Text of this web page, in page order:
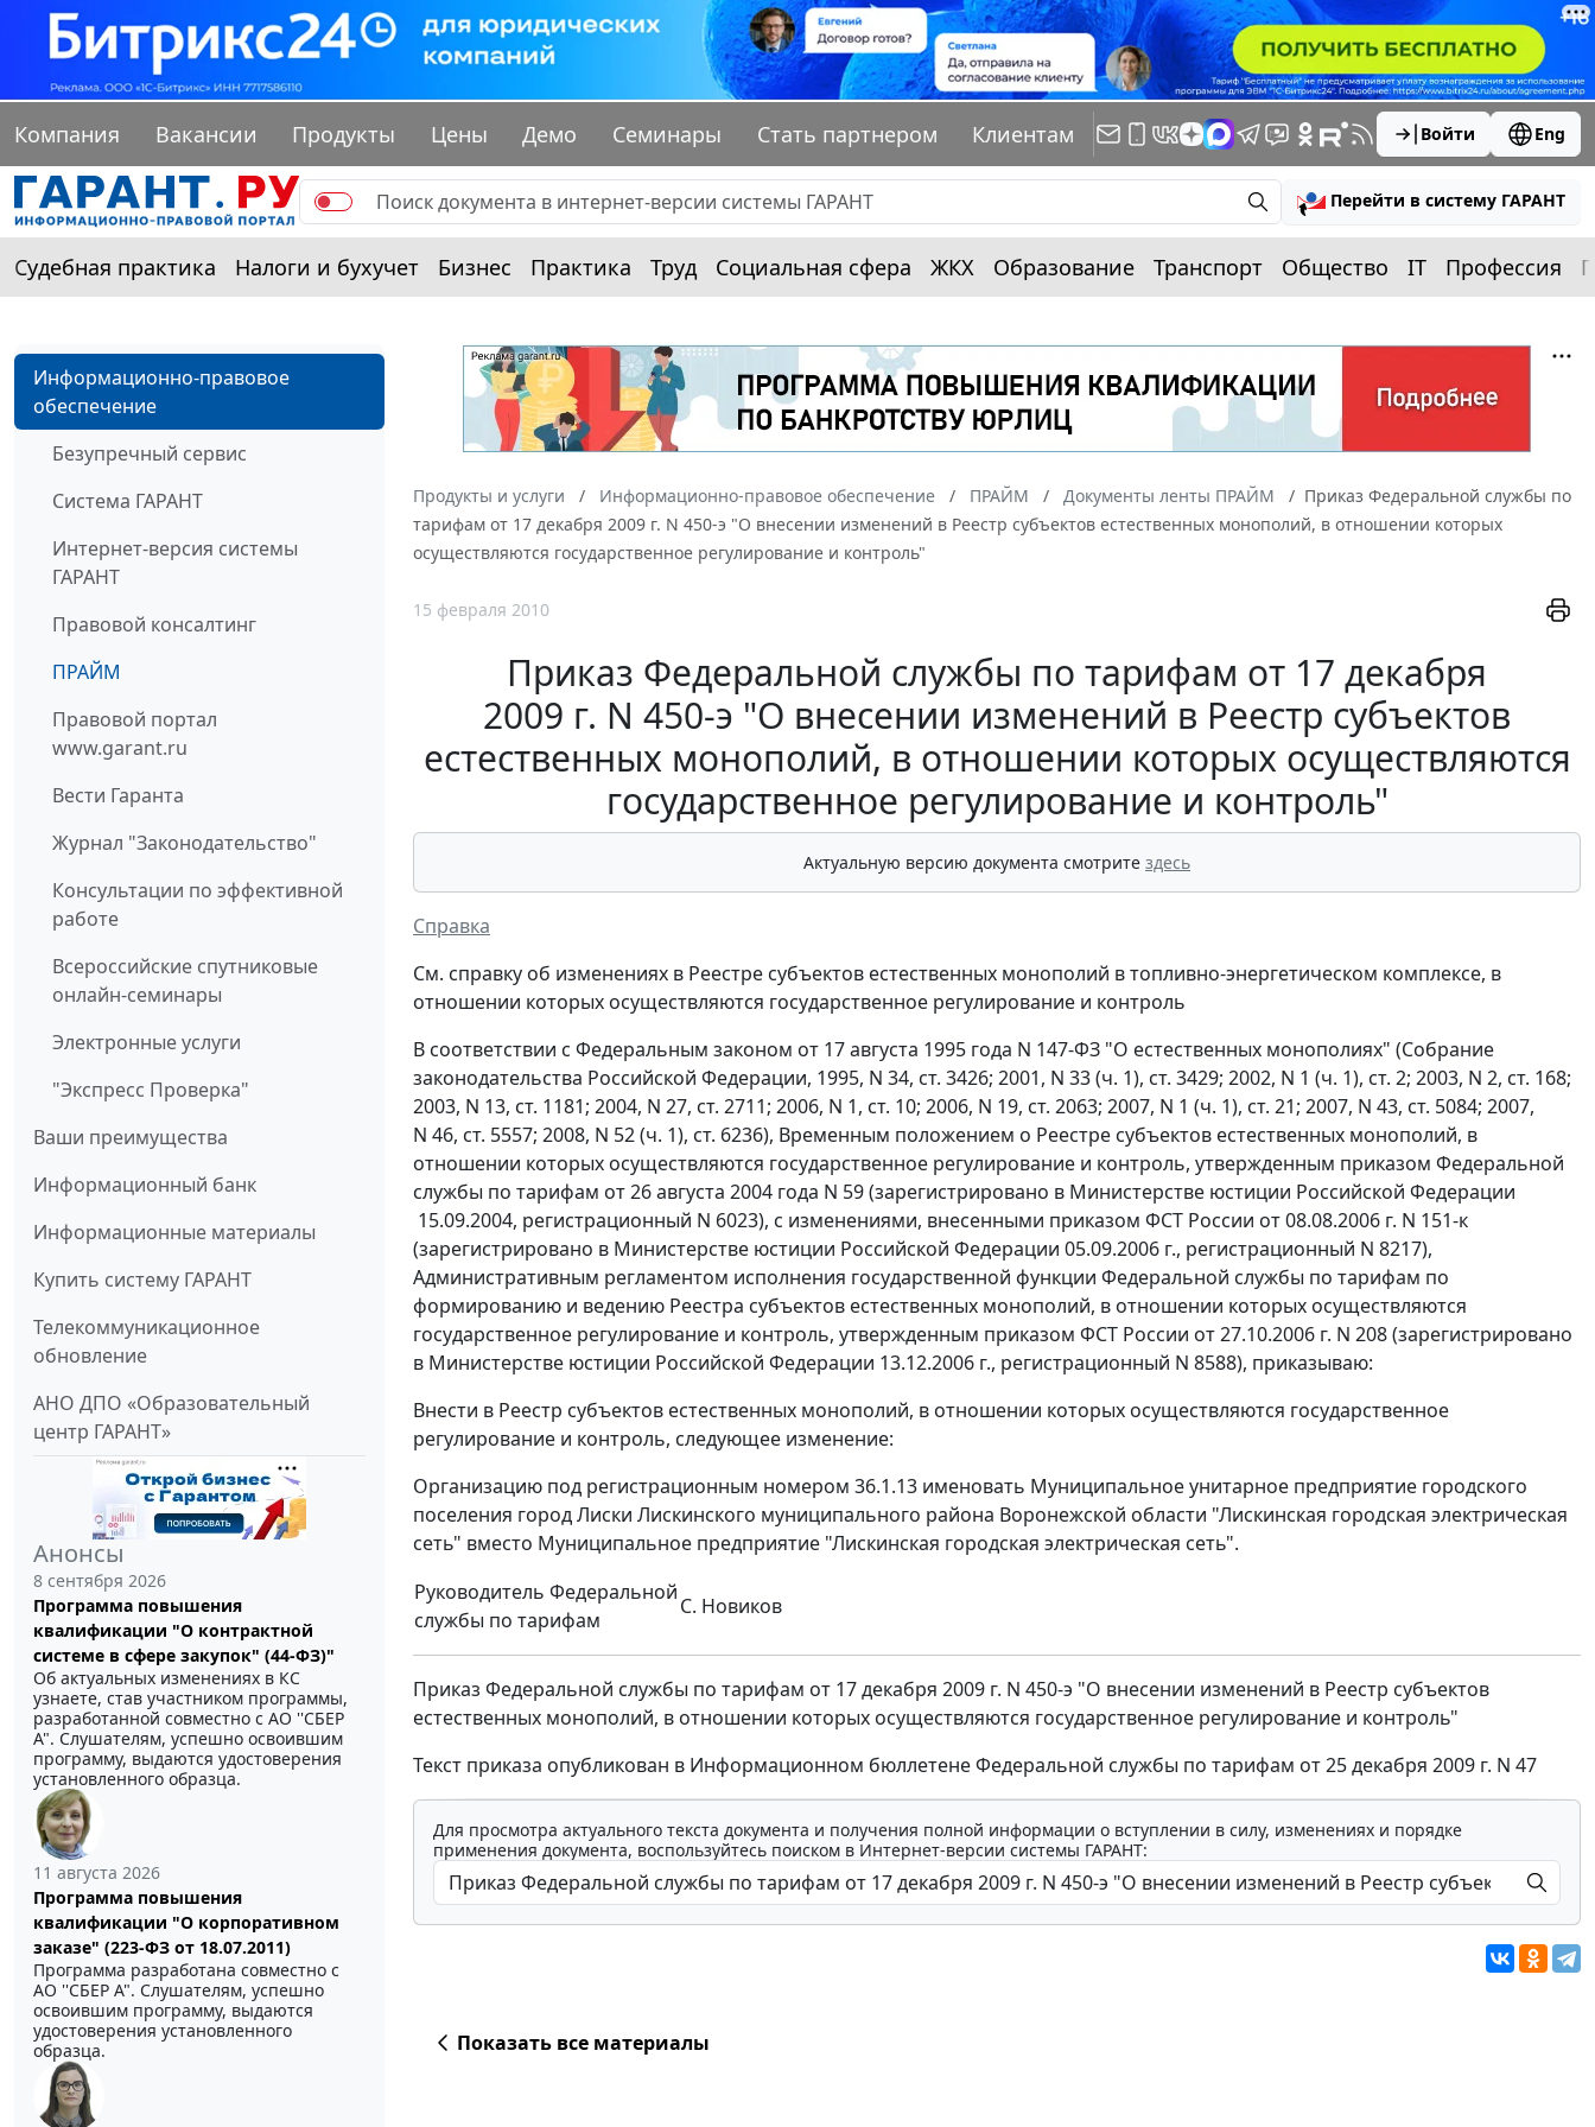
Компания Вакансии Продукты Цены Демо Семинары Стать партнером Клиентам Войти Eng
Перейти в систему ГАРАНТ
Судебная практика Налоги и бухучет Бизнес Практика Труд Социальная сфера ЖКХ Образование Транспорт Общество IT Профессия
Информационно-правовое
обеспечение
Безупречный сервис
Система ГАРАНТ
Интернет-версия системы
ГАРАНТ
Правовой консалтинг
ПРАЙМ
Правовой портал
www.garant.ru
Вести Гаранта
Журнал "Законодательство"
Консультации по эффективной
работе
Всероссийские спутниковые
онлайн-семинары
Электронные услуги
"Экспресс Проверка"
Ваши преимущества
Информационный банк
Информационные материалы
Купить систему ГАРАНТ
Телекоммуникационное
обновление
АНО ДПО «Образовательный
центр ГАРАНТ»
Анонсы
8 сентября 2026
Программа повышения
квалификации "О контрактной
системе в сфере закупок" (44-ФЗ)"
Об актуальных изменениях в КС
узнаете, став участником программы,
разработанной совместно с АО ''СБЕР
А". Слушателям, успешно освоившим
программу, выдаются удостоверения
установленного образца.
11 августа 2026
Программа повышения
квалификации "О корпоративном
заказе" (223-ФЗ от 18.07.2011)
Программа разработана совместно с
АО ''СБЕР А". Слушателям, успешно
освоившим программу, выдаются
удостоверения установленного
образца.
Продукты и услуги Информационно-правовое обеспечение ПРАЙМ Документы ленты ПРАЙМ
Приказ Федеральной службы по
тарифам от 17 декабря 2009 г. N 450-э "О внесении изменений в Реестр субъектов естественных монополий, в отношении которых
осуществляются государственное регулирование и контроль"
15 февраля 2010
Приказ Федеральной службы по тарифам от 17 декабря
2009 г. N 450-э "О внесении изменений в Реестр субъектов
естественных монополий, в отношении которых осуществляются
государственное регулирование и контроль"
Актуальную версию документа смотрите здесь
Справка
См. справку об изменениях в Реестре субъектов естественных монополий в топливно-энергетическом комплексе, в
отношении которых осуществляются государственное регулирование и контроль
В соответствии с Федеральным законом от 17 августа 1995 года N 147-ФЗ "О естественных монополиях" (Собрание
законодательства Российской Федерации, 1995, N 34, ст. 3426; 2001, N 33 (ч. 1), ст. 3429; 2002, N 1 (ч. 1), ст. 2; 2003, N 2, ст. 168;
2003, N 13, ст. 1181; 2004, N 27, ст. 2711; 2006, N 1, ст. 10; 2006, N 19, ст. 2063; 2007, N 1 (ч. 1), ст. 21; 2007, N 43, ст. 5084; 2007,
N 46, ст. 5557; 2008, N 52 (ч. 1), ст. 6236), Временным положением о Реестре субъектов естественных монополий, в
отношении которых осуществляются государственное регулирование и контроль, утвержденным приказом Федеральной
службы по тарифам от 26 августа 2004 года N 59 (зарегистрировано в Министерстве юстиции Российской Федерации
15.09.2004, регистрационный N 6023), с изменениями, внесенными приказом ФСТ России от 08.08.2006 г. N 151-к
(зарегистрировано в Министерстве юстиции Российской Федерации 05.09.2006 г., регистрационный N 8217),
Административным регламентом исполнения государственной функции Федеральной службы по тарифам по
формированию и ведению Реестра субъектов естественных монополий, в отношении которых осуществляются
государственное регулирование и контроль, утвержденным приказом ФСТ России от 27.10.2006 г. N 208 (зарегистрировано
в Министерстве юстиции Российской Федерации 13.12.2006 г., регистрационный N 8588), приказываю:
Внести в Реестр субъектов естественных монополий, в отношении которых осуществляются государственное
регулирование и контроль, следующее изменение:
Организацию под регистрационным номером 36.1.13 именовать Муниципальное унитарное предприятие городского
поселения город Лиски Лискинского муниципального района Воронежской области "Лискинская городская электрическая
сеть" вместо Муниципальное предприятие "Лискинская городская электрическая сеть".
Руководитель Федеральной
службы по тарифам
С. Новиков
Приказ Федеральной службы по тарифам от 17 декабря 2009 г. N 450-э "О внесении изменений в Реестр субъектов
естественных монополий, в отношении которых осуществляются государственное регулирование и контроль"
Текст приказа опубликован в Информационном бюллетене Федеральной службы по тарифам от 25 декабря 2009 г. N 47
Для просмотра актуального текста документа и получения полной информации о вступлении в силу, изменениях и порядке
применения документа, воспользуйтесь поиском в Интернет-версии системы ГАРАНТ:
Показать все материалы